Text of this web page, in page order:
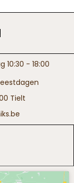
10:30 - 18:00
Tielt